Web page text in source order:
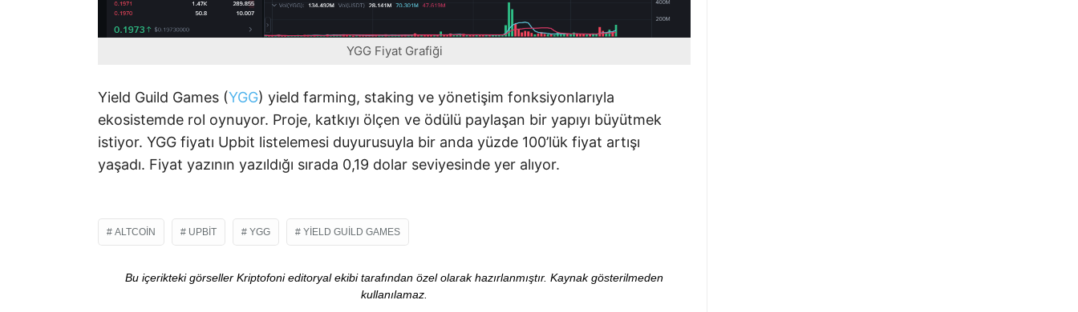
YGG Fiyat Grafiği
Yield Guild Games (YGG) yield farming, staking ve yönetişim fonksiyonlarıyla
ekosistemde rol oynuyor. Proje, katkıyı ölçen ve ödülü paylaşan bir yapıyı büyütmek
istiyor. YGG fiyatı Upbit listelemesi duyurusuyla bir anda yüzde 100’lük fiyat artışı
yaşadı. Fiyat yazının yazıldığı sırada 0,19 dolar seviyesinde yer alıyor.
ALTCOIN UPBIT YGG YIELD GUILD GAMES
Bu içerikteki görseller Kriptofoni editoryal ekibi tarafından özel olarak hazırlanmıştır. Kaynak gösterilmeden
kullanılamaz.